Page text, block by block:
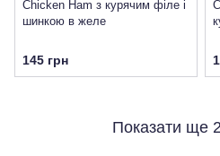
Chicken Ham з курячим філе і
шинкою в желе
145 грн
Показати ще